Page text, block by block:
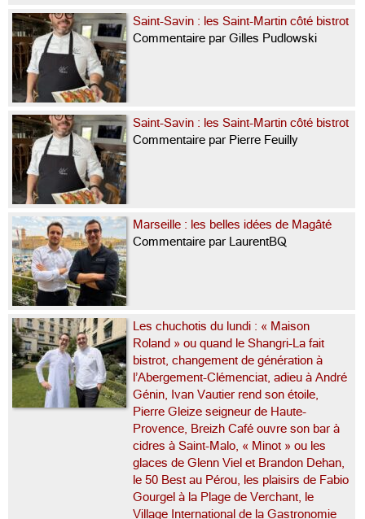
Saint-Savin : les Saint-Martin côté bistrot
Commentaire par Gilles Pudlowski
Saint-Savin : les Saint-Martin côté bistrot
Commentaire par Pierre Feuilly
Marseille : les belles idées de Magâté
Commentaire par LaurentBQ
Les chuchotis du lundi : « Maison
Roland » ou quand le Shangri-La fait
bistrot, changement de génération à
l’Abergement-Clémenciat, adieu à André
Génin, Ivan Vautier rend son étoile,
Pierre Gleize seigneur de Haute-
Provence, Breizh Café ouvre son bar à
cidres à Saint-Malo, « Minot » ou les
glaces de Glenn Viel et Brandon Dehan,
le 50 Best au Pérou, les plaisirs de Fabio
Gourgel à la Plage de Verchant, le
Village International de la Gastronomie